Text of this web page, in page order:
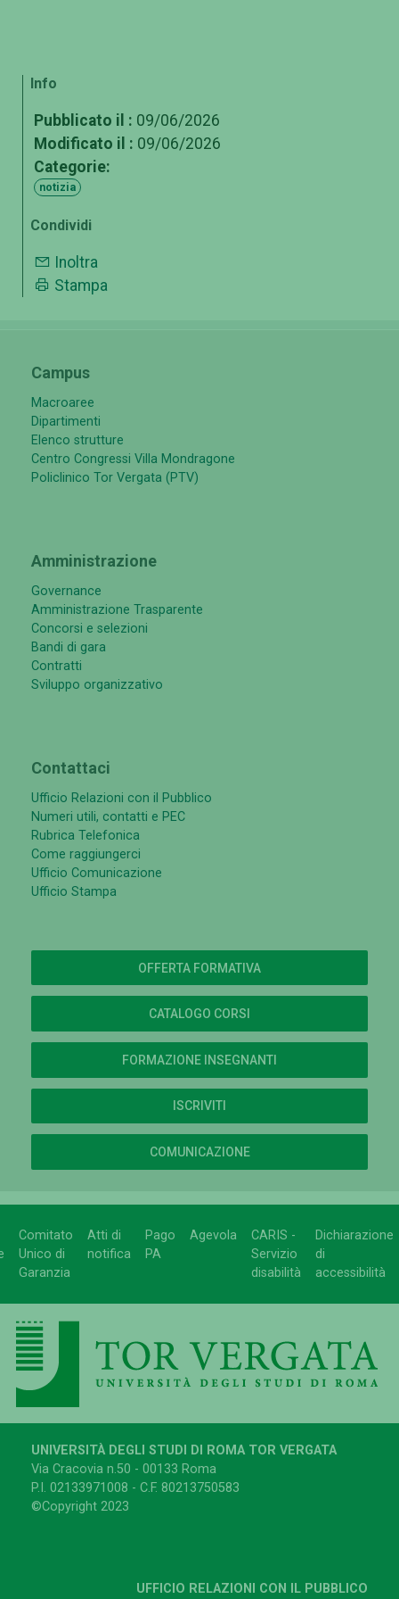
Info
Pubblicato il : 09/06/2026
Modificato il : 09/06/2026
Categorie:
notizia
Condividi
Inoltra
Stampa
Campus
Macroaree
Dipartimenti
Elenco strutture
Centro Congressi Villa Mondragone
Policlinico Tor Vergata (PTV)
Amministrazione
Governance
Amministrazione Trasparente
Concorsi e selezioni
Bandi di gara
Contratti
Sviluppo organizzativo
Contattaci
Ufficio Relazioni con il Pubblico
Numeri utili, contatti e PEC
Rubrica Telefonica
Come raggiungerci
Ufficio Comunicazione
Ufficio Stampa
OFFERTA FORMATIVA
CATALOGO CORSI
FORMAZIONE INSEGNANTI
ISCRIVITI
COMUNICAZIONE
Comitato
Unico di
Garanzia
Atti di
notifica
Pago
PA
Agevola
CARIS -
Servizio
disabilità
Dichiarazione
di
accessibilità
UNIVERSITÀ DEGLI STUDI DI ROMA TOR VERGATA
Via Cracovia n.50 - 00133 Roma
P.I. 02133971008 - C.F. 80213750583
©Copyright 2023
UFFICIO RELAZIONI CON IL PUBBLICO